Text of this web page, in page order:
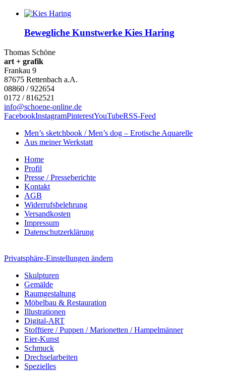
Bewegliche Kunstwerke Kies Haring
Thomas Schöne
art + grafik
Frankau 9
87675 Rettenbach a.A.
08860 / 922654
0172 / 8162521
info@schoene-online.de
FacebookInstagramPinterestYouTubeRSS-Feed
Men’s sketchbook / Men’s dog – Erotische Aquarelle
Aus meiner Werkstatt
Home
Profil
Presse / Presseberichte
Kontakt
AGB
Widerrufsbelehrung
Versandkosten
Impressum
Datenschutzerklärung
Privatsphäre-Einstellungen ändern
Skulpturen
Gemälde
Raumgestaltung
Möbelbau & Restauration
Illustrationen
Digital-ART
Stofftiere / Puppen / Marionetten / Hampelmänner
Eier-Kunst
Schmuck
Drechselarbeiten
Spezielles